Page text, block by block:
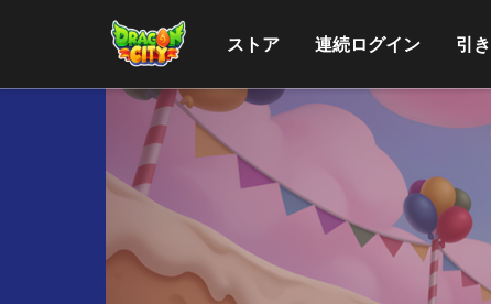
ストア 連続ログイン 引